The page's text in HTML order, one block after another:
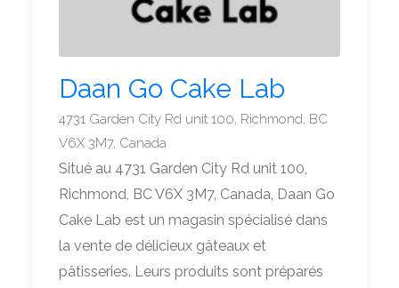
Daan Go Cake Lab
4731 Garden City Rd unit 100, Richmond, BC
V6X 3M7, Canada
Situé au 4731 Garden City Rd unit 100,
Richmond, BC V6X 3M7, Canada, Daan Go
Cake Lab est un magasin spécialisé dans
la vente de délicieux gâteaux et
pâtisseries. Leurs produits sont préparés